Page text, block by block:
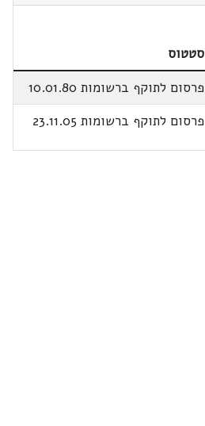
סטטוס
פרסום לתוקף ברשומות 10.01.80
פרסום לתוקף ברשומות 23.11.05